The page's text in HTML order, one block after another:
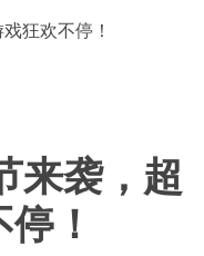
狂欢不停！
来袭，超
！